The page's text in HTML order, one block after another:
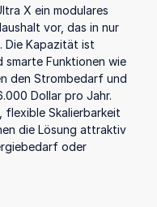
X ein modulares
vor, das in nur
Die Kapazität ist
smarte Funktionen wie
den Strombedarf und
Dollar pro Jahr.
flexible Skalierbarkeit
die Lösung attraktiv
oder